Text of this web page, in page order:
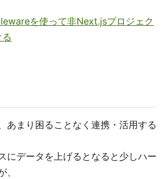
を使って非Next.jsプロジェク
あまり困ることなく連携・活用する
にデータを上げるとなると少しハー